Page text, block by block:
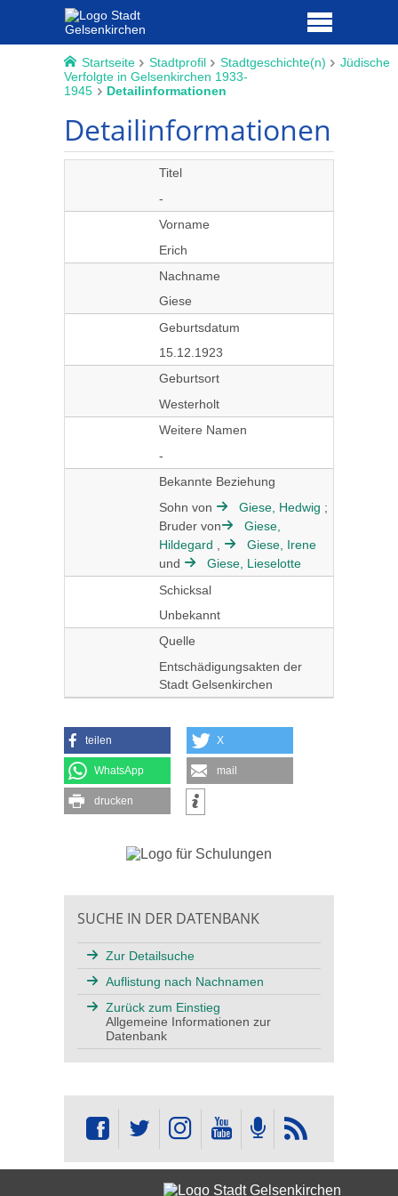
Startseite Stadtprofil Stadtgeschichte(n)
Jüdische
Verfolgte in Gelsenkirchen 1933-
1945
Detailinformationen
Detailinformationen
Titel
-
Vorname
Erich
Nachname
Giese
Geburtsdatum
15.12.1923
Geburtsort
Westerholt
Weitere Namen
-
Bekannte Beziehung
Sohn von
Giese, Hedwig ;
Bruder von
Giese,
Hildegard ,
Giese, Irene
und
Giese, Lieselotte
Schicksal
Unbekannt
Quelle
Entschädigungsakten der
Stadt Gelsenkirchen
teilen X
WhatsApp mail
drucken
SUCHE IN DER DATENBANK
Zur Detailsuche
Auflistung nach Nachnamen
Zurück zum Einstieg
Allgemeine Informationen zur
Datenbank